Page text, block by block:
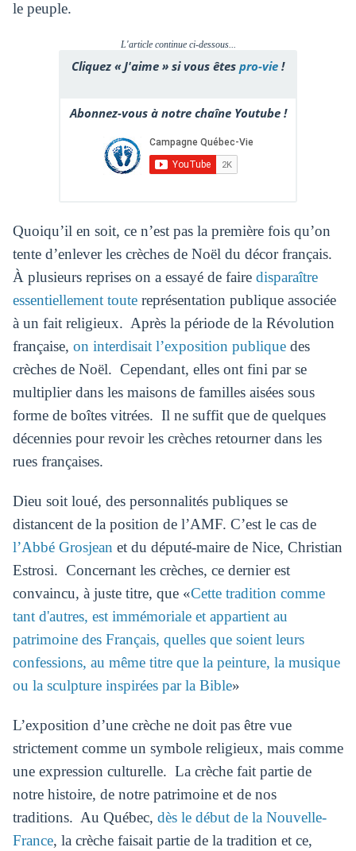
le peuple.
L'article continue ci-dessous...
Cliquez « J'aime » si vous êtes pro-vie !
Abonnez-vous à notre chaîne Youtube !
Quoiqu’il en soit, ce n’est pas la première fois qu’on
tente d’enlever les crèches de Noël du décor français.
À plusieurs reprises on a essayé de faire disparaître
essentiellement toutereprésentation publique associée
à un fait religieux. Après la période de la Révolution
française, on interdisait l’exposition publiquedes
crèches de Noël. Cependant, elles ont fini par se
multiplier dans les maisons de familles aisées sous
forme de boîtes vitrées. Il ne suffit que de quelques
décennies pour revoir les crèches retourner dans les
rues françaises.
Dieu soit loué, des personnalités publiques se
distancent de la position de l’AMF. C’est le cas de
l’Abbé Grosjean et du député-maire de Nice, Christian
Estrosi. Concernant les crèches, ce dernier est
convaincu, à juste titre, que «Cette tradition comme
tant d'autres, est immémoriale et appartient au
patrimoine des Français, quelles que soient leurs
confessions, au même titre que la peinture, la musique
ou la sculpture inspirées par la Bible»
L’exposition d’une crèche ne doit pas être vue
strictement comme un symbole religieux, mais comme
une expression culturelle. La crèche fait partie de
notre histoire, de notre patrimoine et de nos
traditions. Au Québec, dès le début de la Nouvelle-
France, la crèche faisait partie de la tradition et ce,